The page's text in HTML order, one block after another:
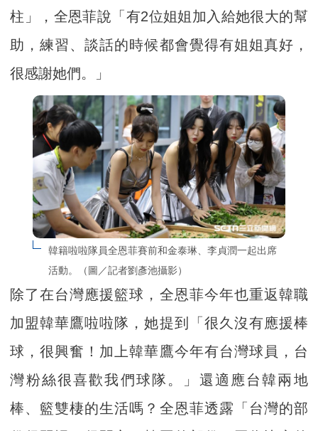
柱」，全恩菲說「有2位姐姐加入給她很大的幫
助，練習、談話的時候都會覺得有姐姐真好，
很感謝她們。」
韓籍啦啦隊員全恩菲賽前和金泰琳、李貞潤一起出席
活動。（圖／記者劉彥池攝影）
除了在台灣應援籃球，全恩菲今年也重返韓職
加盟韓華鷹啦啦隊，她提到「很久沒有應援棒
球，很興奮！加上韓華鷹今年有台灣球員，台
灣粉絲很喜歡我們球隊。」還適應台韓兩地
棒、籃雙棲的生活嗎？全恩菲透露「台灣的部